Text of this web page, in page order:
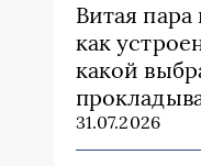
Витая
как
какой
31.07.2026